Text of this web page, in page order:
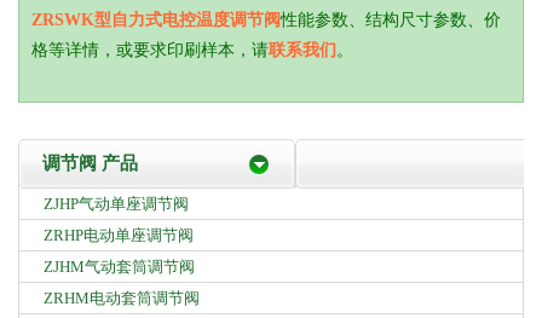
ZRSWK型自力式电控温度调节阀性能参数、结构尺寸参数、价
格等详情，或要求印刷样本，请联系我们 。
调节阀 产品
ZJHP气动单座调节阀
ZRHP电动单座调节阀
ZJHM气动套筒调节阀
ZRHM电动套筒调节阀